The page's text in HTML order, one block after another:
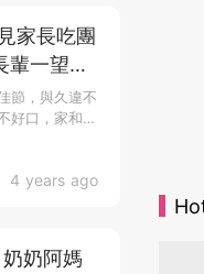
4 years ago
家長吃團
輩一望秒
節，與久違不
好口，家和
奶阿媽